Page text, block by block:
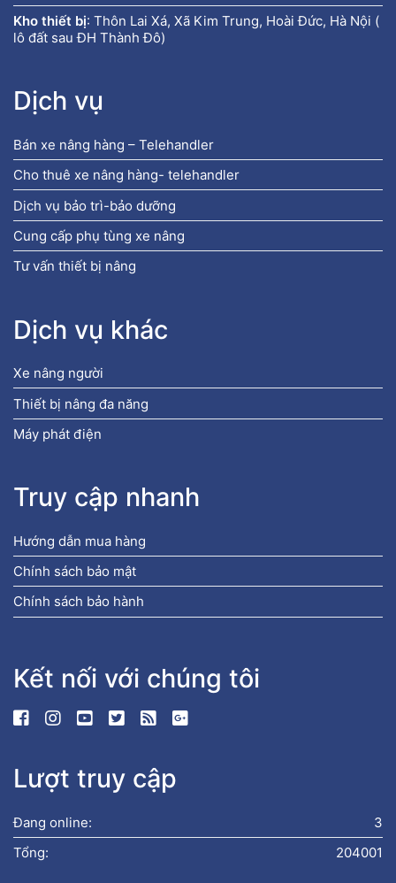
Kho thiết bị: Thôn Lai Xá, Xã Kim Trung, Hoài Đức, Hà Nội (
lô đất sau ĐH Thành Đô)
Dịch vụ
Bán xe nâng hàng – Telehandler
Cho thuê xe nâng hàng- telehandler
Dịch vụ bảo trì-bảo dưỡng
Cung cấp phụ tùng xe nâng
Tư vấn thiết bị nâng
Dịch vụ khác
Xe nâng người
Thiết bị nâng đa năng
Máy phát điện
Truy cập nhanh
Hướng dẫn mua hàng
Chính sách bảo mật
Chính sách bảo hành
Kết nối với chúng tôi
Lượt truy cập
3
Đang online:
204001
Tổng: